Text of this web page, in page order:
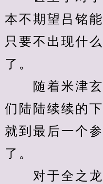
本不期望吕铭
只要不出现什
了。
随着米津玄
们陆陆续续的
就到最后一个
了。
对于全之龙